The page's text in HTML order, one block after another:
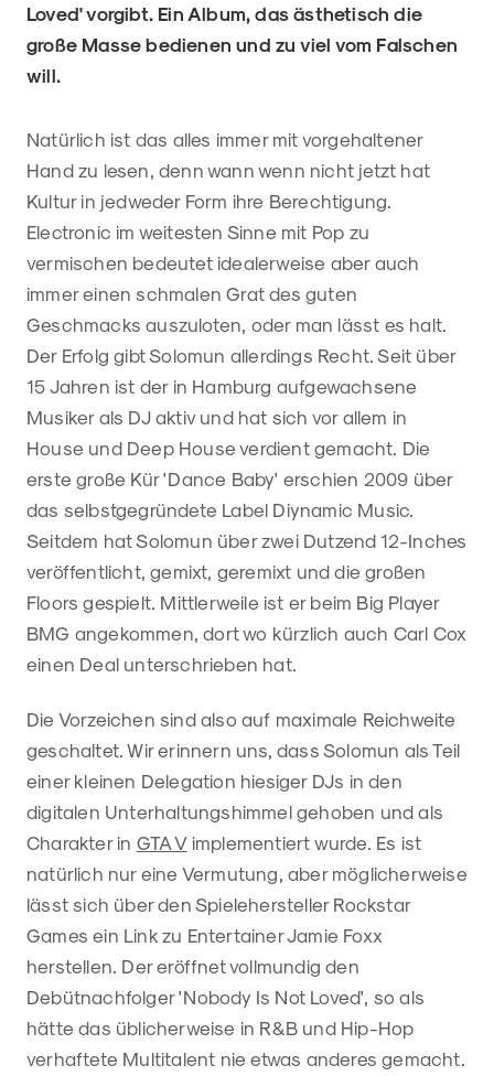
Loved' vorgibt. Ein Album, das ästhetisch die
große Masse bedienen und zu viel vom Falschen
will.
Natürlich ist das alles immer mit vorgehaltener
Hand zu lesen, denn wann wenn nicht jetzt hat
Kultur in jedweder Form ihre Berechtigung.
Electronic im weitesten Sinne mit Pop zu
vermischen bedeutet idealerweise aber auch
immer einen schmalen Grat des guten
Geschmacks auszuloten, oder man lässt es halt.
Der Erfolg gibt Solomun allerdings Recht. Seit über
15 Jahren ist der in Hamburg aufgewachsene
Musiker als DJ aktiv und hat sich vor allem in
House und Deep House verdient gemacht. Die
erste große Kür 'Dance Baby' erschien 2009 über
das selbstgegründete Label Diynamic Music.
Seitdem hat Solomun über zwei Dutzend 12-Inches
veröffentlicht, gemixt, geremixt und die großen
Floors gespielt. Mittlerweile ist er beim Big Player
BMG angekommen, dort wo kürzlich auch Carl Cox
einen Deal unterschrieben hat.
Die Vorzeichen sind also auf maximale Reichweite
geschaltet. Wir erinnern uns, dass Solomun als Teil
einer kleinen Delegation hiesiger DJs in den
digitalen Unterhaltungshimmel gehoben und als
Charakter in GTA Vimplementiert wurde. Es ist
natürlich nur eine Vermutung, aber möglicherweise
lässt sich über den Spielehersteller Rockstar
Games ein Link zu Entertainer Jamie Foxx
herstellen. Der eröffnet vollmundig den
Debütnachfolger 'Nobody Is Not Loved', so als
hätte das üblicherweise in R&B und Hip-Hop
verhaftete Multitalent nie etwas anderes gemacht.